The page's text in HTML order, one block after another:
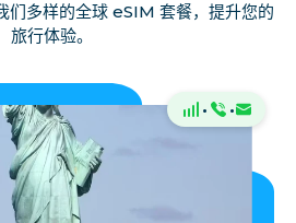
们多样的全球 eSIM 套餐，提升您的
旅行体验。
· ·